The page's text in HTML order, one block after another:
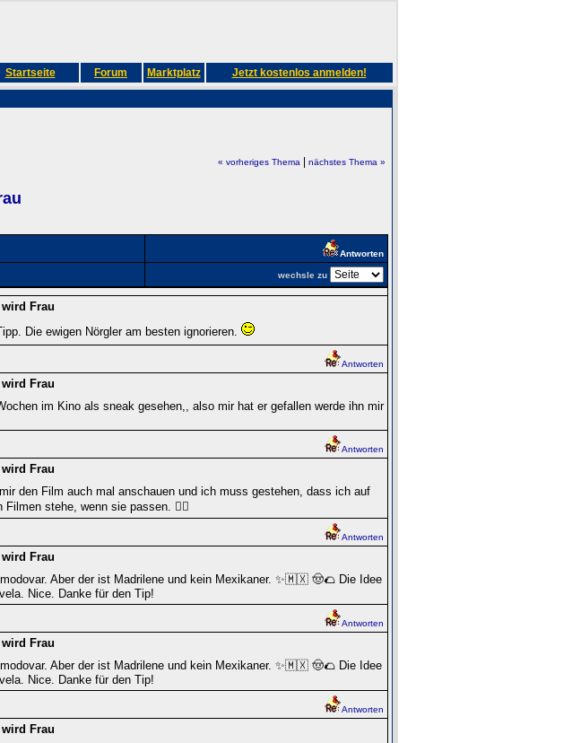
Startseite Forum Marktplatz Jetzt kostenlos anmelden!
« vorheriges Thema| nächstes Thema »
Antworten
wechsle zu
Frau
Die ewigen Nörgler am besten ignorieren.
Antworten
Frau
im Kino als sneak gesehen,, also mir hat er gefallen werde ihn mir
Antworten
Frau
den Film auch mal anschauen und ich muss gestehen, dass ich auf
stehe, wenn sie passen. 💁‍♀️
Antworten
Frau
Aber der ist Madrilene und kein Mexikaner. ✨🇲🇽 🤠🌮 Die Idee
Nice. Danke für den Tip!
Antworten
Frau
Aber der ist Madrilene und kein Mexikaner. ✨🇲🇽 🤠🌮 Die Idee
Nice. Danke für den Tip!
Antworten
Frau